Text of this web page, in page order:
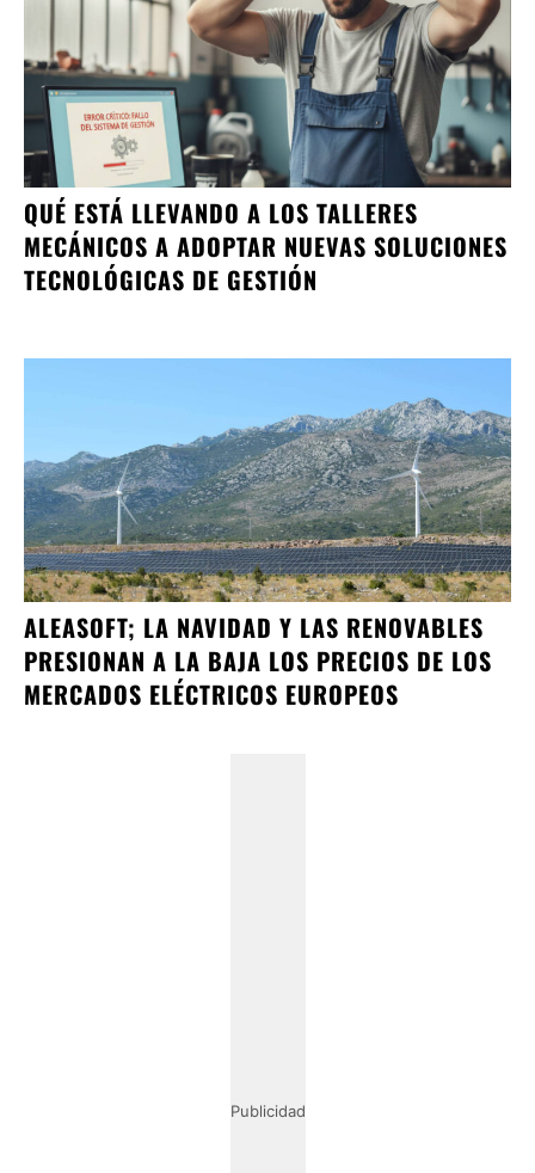
QUÉ ESTÁ LLEVANDO A LOS TALLERES
MECÁNICOS A ADOPTAR NUEVAS SOLUCIONES
TECNOLÓGICAS DE GESTIÓN
ALEASOFT; LA NAVIDAD Y LAS RENOVABLES
PRESIONAN A LA BAJA LOS PRECIOS DE LOS
MERCADOS ELÉCTRICOS EUROPEOS
Publicidad